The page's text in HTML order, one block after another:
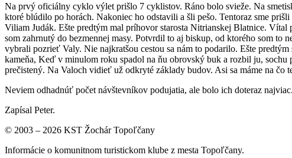
Na prvý oficiálny cyklo výlet prišlo 7 cyklistov. Ráno bolo svieže. Na
ktoré blúdilo po horách. Nakoniec ho odstavili a šli pešo. Tentoraz sme
Viliam Judák. Ešte predtým mal príhovor starosta Nitrianskej Blatnice.
som zahrnutý do bezmennej masy. Potvrdil to aj biskup, od ktorého som to
vybrali pozrieť Valy. Nie najkratšou cestou sa nám to podarilo. Ešte
kameňa, Keď v minulom roku spadol na ňu obrovský buk a rozbil ju,
prečistený. Na Valoch vidieť už odkryté základy budov. Asi sa máme na
Neviem odhadnúť počet návštevníkov podujatia, ale bolo ich doteraz
Zapísal Peter.
© 2003 – 2026 KST Žochár Topoľčany
Informácie o komunitnom turistickom klube z mesta Topoľčany.